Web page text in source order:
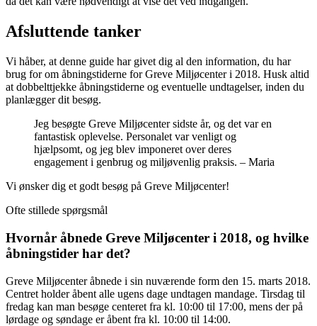
Afsluttende tanker
Vi håber, at denne guide har givet dig al den information, du har
brug for om åbningstiderne for Greve Miljøcenter i 2018. Husk altid
at dobbelttjekke åbningstiderne og eventuelle undtagelser, inden du
planlægger dit besøg.
Jeg besøgte Greve Miljøcenter sidste år, og det var en
fantastisk oplevelse. Personalet var venligt og
hjælpsomt, og jeg blev imponeret over deres
engagement i genbrug og miljøvenlig praksis. – Maria
Vi ønsker dig et godt besøg på Greve Miljøcenter!
Ofte stillede spørgsmål
Hvornår åbnede Greve Miljøcenter i 2018, og hvilke
åbningstider har det?
Greve Miljøcenter åbnede i sin nuværende form den 15. marts 2018.
Centret holder åbent alle ugens dage undtagen mandage. Tirsdag til
fredag kan man besøge centeret fra kl. 10:00 til 17:00, mens der på
lørdage og søndage er åbent fra kl. 10:00 til 14:00.